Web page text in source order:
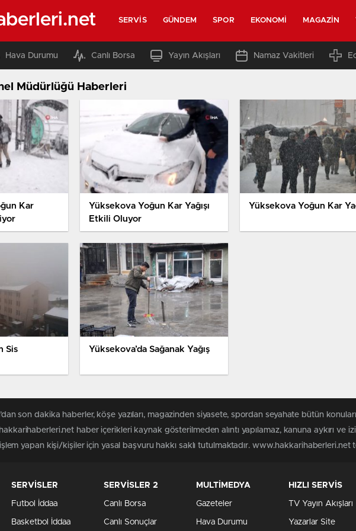
SERVIS GÜNDEM SPOR EKONOMI MAGAZIN
Hava Durumu Canlı Borsa Yayın Akışları Namaz Vakitleri
Müdürlüğü Haberleri
Kar
Yüksekova Yoğun Kar Yağışı
Etkili Oluyor
Yüksekova Yoğun Kar
Sis Yüksekova’da Sağanak Yağış
son dakika haberler, köşe yazıları, magazinden siyasete, spordan seyahate bütün
haber içerikleri kaynak gösterilmeden alıntı yapılamaz, kanuna aykırı ve
işlem yapan kişi/kişiler için yasal başvuru hakkı saklı tutulmaktadır.
SERVİSLER
Futbol İddaa
Basketbol İddaa
SERVİSLER 2
Canlı Borsa
Canlı Sonuçlar
MULTİMEDYA
Gazeteler
Hava Durumu
HIZLI SERVİS
TV Yayın Akışları
Yazarlar Site